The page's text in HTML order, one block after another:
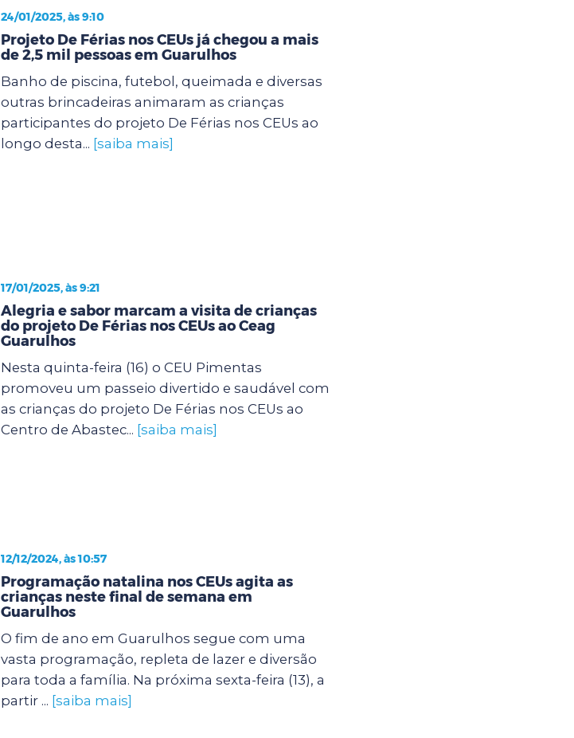
24/01/2025, às 9:10
Projeto De Férias nos CEUs já chegou a mais
de 2,5 mil pessoas em Guarulhos
Banho de piscina, futebol, queimada e diversas
outras brincadeiras animaram as crianças
participantes do projeto De Férias nos CEUs ao
longo desta... [saiba mais]
17/01/2025, às 9:21
Alegria e sabor marcam a visita de crianças
do projeto De Férias nos CEUs ao Ceag
Guarulhos
Nesta quinta-feira (16) o CEU Pimentas
promoveu um passeio divertido e saudável com
as crianças do projeto De Férias nos CEUs ao
Centro de Abastec... [saiba mais]
12/12/2024, às 10:57
Programação natalina nos CEUs agita as
crianças neste final de semana em
Guarulhos
O fim de ano em Guarulhos segue com uma
vasta programação, repleta de lazer e diversão
para toda a família. Na próxima sexta-feira (13), a
partir ... [saiba mais]